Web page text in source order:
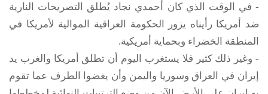
- في الوقت الذي كان أحمدي نجاد يُطلق التصريحات النارية
ضد أمريكا رأيناه يزور الحكومة العراقية الموالية لأمريكا في
المنطقة الخضراء وبحماية أمريكية.
- وغير ذلك كثير فلا يستغرب اليوم أن تطلق أمريكا والغرب يد
إيران في العراق وسوريا واليمن وأن يغضوا الطرف عما تقوم